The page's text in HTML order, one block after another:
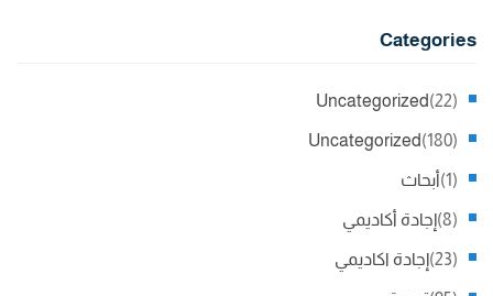
Categories
Uncategorized (22)
Uncategorized (180)
أبحاث (1)
إجادة أكاديمي (8)
إجادة اكاديمي (23)